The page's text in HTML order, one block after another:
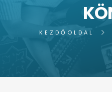
KEZDŐOLDAL